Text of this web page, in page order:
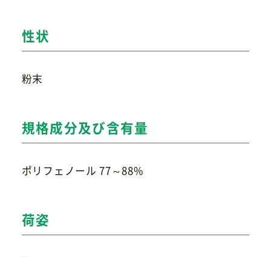
性状
粉末
規格成分及び含有量
ポリフェノール 77～88%
荷姿